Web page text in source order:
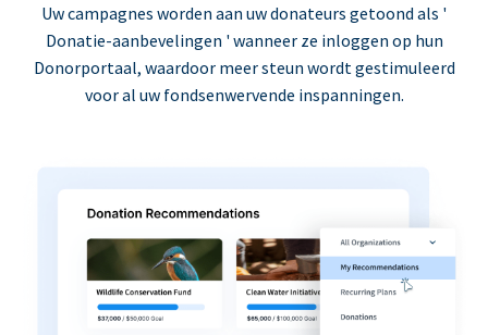
Uw campagnes worden aan uw donateurs getoond als '
Donatie-aanbevelingen ' wanneer ze inloggen op hun
Donorportaal, waardoor meer steun wordt gestimuleerd
voor al uw fondsenwervende inspanningen.